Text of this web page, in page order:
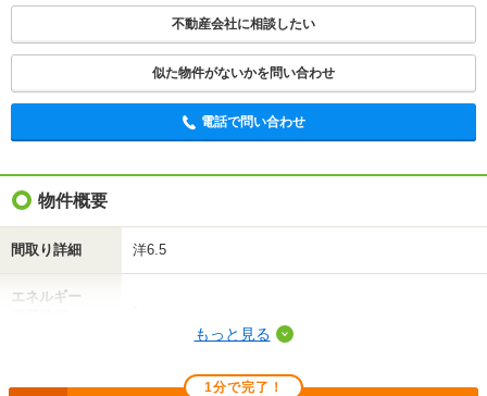
不動産会社に相談したい
似た物件がないかを問い合わせ
電話で問い合わせ
物件概要
間取り詳細 洋6.5
エネルギー
もっと見る
1分で完了！